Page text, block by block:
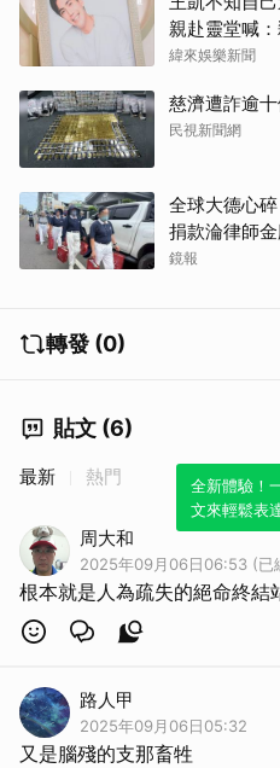
親赴靈堂喊：
緯來娛樂新聞
慈濟遭詐逾
民視新聞網
全球大德心
捐款淪律師
金淹腳目」
鏡報
轉發 (0)
貼文 (6)
全新體驗！
文來輕鬆表
最新 熱門
周大和
2025年09月06日06:53 (已
根本就是人為疏失的絕命終結
路人甲
2025年09月06日05:32
又是腦殘的支那畜牲